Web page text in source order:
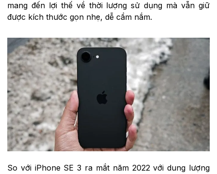
mang đến lợi thế về thời lượng sử dụng mà vẫn giữ
được kích thước gọn nhẹ, dễ cầm nắm.
So với iPhone SE 3 ra mắt năm 2022 với dung lượng